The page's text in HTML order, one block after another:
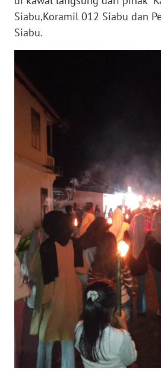
Siabu,Koramil 012 Siabu dan
Siabu.
NTB
WN
SULTENG
WN
BABEL
WN
SUMBAR
WN
SUMSEL
WN
BENGKULU
WN
LAMPUNG